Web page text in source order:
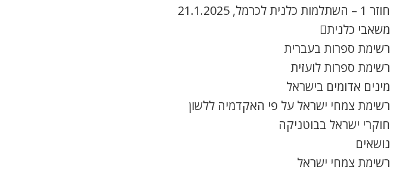
חוזר 1 – השתלמות כלנית לכרמל, 21.1.2025
משאבי כלנית
רשימת ספרות בעברית
רשימת ספרות לועזית
מינים אדומים בישראל
רשימת צמחי ישראל על פי האקדמיה ללשון
חוקרי ישראל בבוטניקה
נושאים
רשימת צמחי ישראל